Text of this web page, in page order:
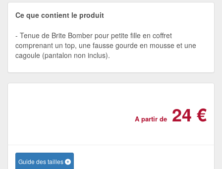
Ce que contient le produit
Tenue de Brite Bomber pour petite fille en coffret
comprenant un top, une fausse gourde en mousse et une
cagoule (pantalon non inclus).
A partir de 24 €
Guide des tailles